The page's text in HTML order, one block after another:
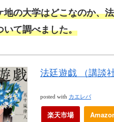
地の大学はどこなのか、
いて調べました。
法廷遊戯 （講談
posted with カエレバ
楽天市場